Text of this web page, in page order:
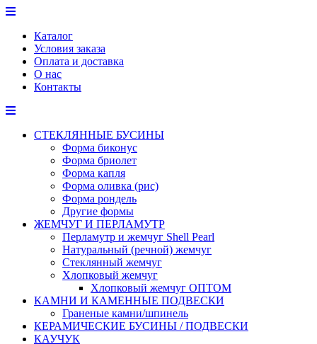
Перейти
содержимому
Каталог
Условия заказа
Оплата и доставка
О нас
Контакты
СТЕКЛЯННЫЕ БУСИНЫ
Форма биконус
Форма бриолет
Форма капля
Форма оливка (рис)
Форма рондель
Другие формы
ЖЕМЧУГ И ПЕРЛАМУТР
Перламутр и жемчуг Shell Pearl
Натуральный (речной) жемчуг
Стеклянный жемчуг
Хлопковый жемчуг
Хлопковый жемчуг ОПТОМ
КАМНИ И КАМЕННЫЕ ПОДВЕСКИ
Граненые камни/шпинель
КЕРАМИЧЕСКИЕ БУСИНЫ / ПОДВЕСКИ
КАУЧУК